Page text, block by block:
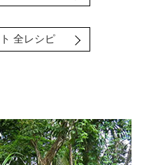
全レシピ